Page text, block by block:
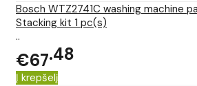
Bosch WTZ2741C washing machine
Stacking kit 1 pc(s)
..
€67 48
Į krepšelį